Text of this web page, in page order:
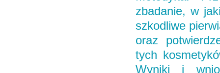
zbadanie, w
szkodliwe
oraz
tych
Wyniki i